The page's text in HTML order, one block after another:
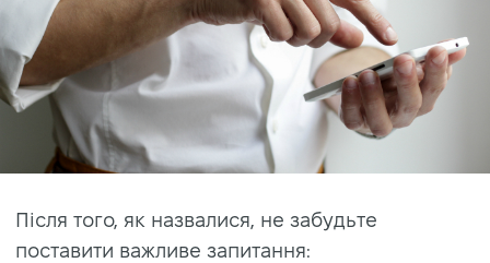
Після того, як назвалися, не забудьте
поставити важливе запитання: